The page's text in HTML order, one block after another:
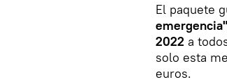
El paquete
emergencia"
2022 a
solo esta
euros.